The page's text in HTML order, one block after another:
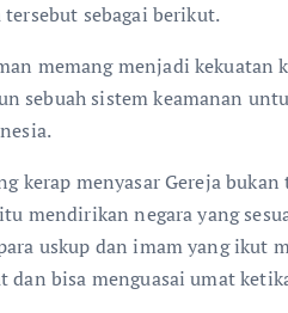
sebagai berikut.
memang menjadi
sebuah sistem keamanan
kerap menyasar Gereja
mendirikan negara yang
uskup dan imam yang ikut
dan bisa menguasai umat